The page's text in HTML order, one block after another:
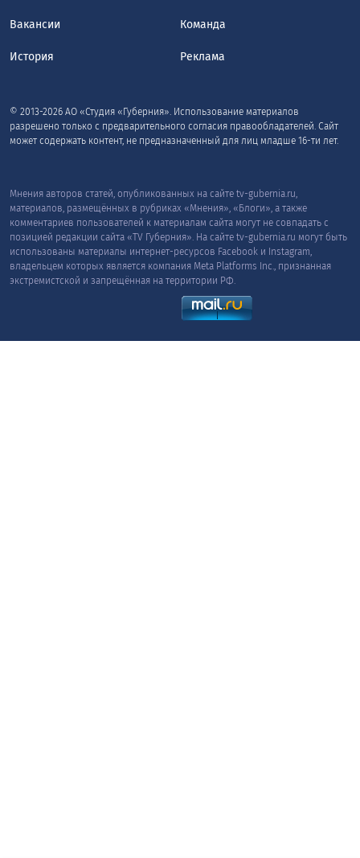
Вакансии Команда
История Реклама
© 2013-2026 АО «Студия «Губерния». Использование материалов
разрешено только с предварительного согласия правообладателей. Сайт
может содержать контент, не предназначенный для лиц младше 16-ти лет.
Мнения авторов статей, опубликованных на сайте tv-gubernia.ru,
материалов, размещённых в рубриках «Мнения», «Блоги», а также
комментариев пользователей к материалам сайта могут не совпадать с
позицией редакции сайта «TV Губерния». На сайте tv-gubernia.ru могут быть
использованы материалы интернет-ресурсов Facebook и Instagram,
владельцем которых является компания Meta Platforms Inc., признанная
экстремистской и запрещённая на территории РФ.